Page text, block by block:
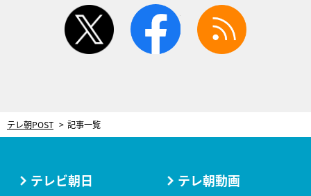
twitter facebook
テレ朝POST 記事一覧
テレビ朝日 テレ朝動画